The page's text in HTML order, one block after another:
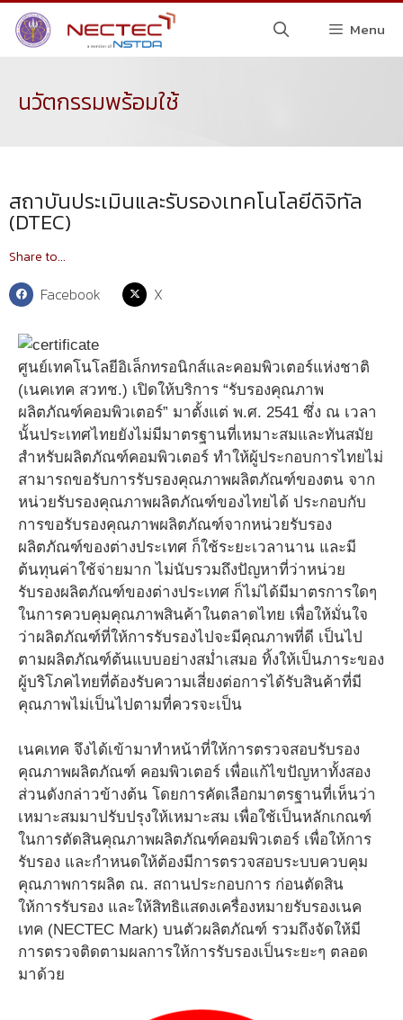
Menu
นวัตกรรมพร้อมใช้
สถาบันประเมินและรับรองเทคโนโลยีดิจิทัล
(DTEC)
Share to...
Facebook X
ศูนย์เทคโนโลยีอิเล็กทรอนิกส์และคอมพิวเตอร์แห่งชาติ
(เนคเทค สวทช.) เปิดให้บริการ “รับรองคุณภาพ
ผลิตภัณฑ์คอมพิวเตอร์” มาตั้งแต่ พ.ศ. 2541 ซึ่ง ณ เวลา
นั้นประเทศไทยยังไม่มีมาตรฐานที่เหมาะสมและทันสมัย
สำหรับผลิตภัณฑ์คอมพิวเตอร์ ทำให้ผู้ประกอบการไทยไม่
สามารถขอรับการรับรองคุณภาพผลิตภัณฑ์ของตน จาก
หน่วยรับรองคุณภาพผลิตภัณฑ์ของไทยได้ ประกอบกับ
การขอรับรองคุณภาพผลิตภัณฑ์จากหน่วยรับรอง
ผลิตภัณฑ์ของต่างประเทศ ก็ใช้ระยะเวลานาน และมี
ต้นทุนค่าใช้จ่ายมาก ไม่นับรวมถึงปัญหาที่ว่าหน่วย
รับรองผลิตภัณฑ์ของต่างประเทศ ก็ไม่ได้มีมาตรการใดๆ
ในการควบคุมคุณภาพสินค้าในตลาดไทย เพื่อให้มั่นใจ
ว่าผลิตภัณฑ์ที่ให้การรับรองไปจะมีคุณภาพที่ดี เป็นไป
ตามผลิตภัณฑ์ต้นแบบอย่างสม่ำเสมอ ทิ้งให้เป็นภาระของ
ผู้บริโภคไทยที่ต้องรับความเสี่ยงต่อการได้รับสินค้าที่มี
คุณภาพไม่เป็นไปตามที่ควรจะเป็น
เนคเทค จึงได้เข้ามาทำหน้าที่ให้การตรวจสอบรับรอง
คุณภาพผลิตภัณฑ์ คอมพิวเตอร์ เพื่อแก้ไขปัญหาทั้งสอง
ส่วนดังกล่าวข้างต้น โดยการคัดเลือกมาตรฐานที่เห็นว่า
เหมาะสมมาปรับปรุงให้เหมาะสม เพื่อใช้เป็นหลักเกณฑ์
ในการตัดสินคุณภาพผลิตภัณฑ์คอมพิวเตอร์ เพื่อให้การ
รับรอง และกำหนดให้ต้องมีการตรวจสอบระบบควบคุม
คุณภาพการผลิต ณ. สถานประกอบการ ก่อนตัดสิน
ให้การรับรอง และให้สิทธิแสดงเครื่องหมายรับรองเนค
เทค (NECTEC Mark) บนตัวผลิตภัณฑ์ รวมถึงจัดให้มี
การตรวจติดตามผลการให้การรับรองเป็นระยะๆ ตลอด
มาด้วย